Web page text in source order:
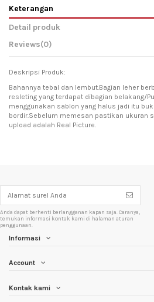
Keterangan
Detail produk
Reviews(0)
Deskripsi Produk:
Bahannya tebal dan lembut.Bagian leher
resleting yang terdapat dibagian belakang/
menggunakan sablon yang halus jadi itu
bordir.Sebelum memesan pastikan ukuran
upload adalah Real Picture.
Anda dapat berhenti berlangganan kapan saja. Caranya,
temukan informasi kontak kami di halaman aturan
penggunaan.
Informasi
Account
Kontak kami